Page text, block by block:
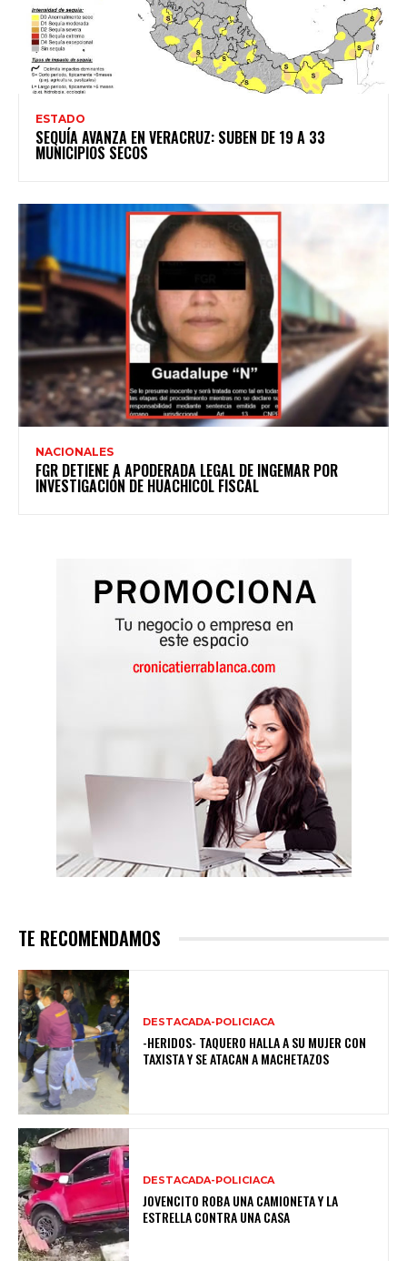
ESTADO
SEQUÍA AVANZA EN VERACRUZ: SUBEN DE 19 A 33
MUNICIPIOS SECOS
NACIONALES
FGR DETIENE A APODERADA LEGAL DE INGEMAR POR
INVESTIGACIÓN DE HUACHICOL FISCAL
TE RECOMENDAMOS
DESTACADA-POLICIACA
-HERIDOS- TAQUERO HALLA A SU MUJER CON
TAXISTA Y SE ATACAN A MACHETAZOS
DESTACADA-POLICIACA
JOVENCITO ROBA UNA CAMIONETA Y LA
ESTRELLA CONTRA UNA CASA